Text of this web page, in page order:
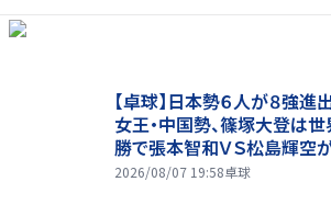
【卓球】日本勢６人が８強
女王・中国勢、篠塚大登は
勝で張本智和ＶＳ松島輝空
2026/08/07 19:58卓球